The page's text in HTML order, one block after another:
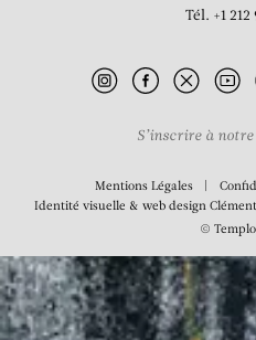
La
Tél. +1 212
S’inscrire à
Mentions Légales
Identité visuelle & web design
©